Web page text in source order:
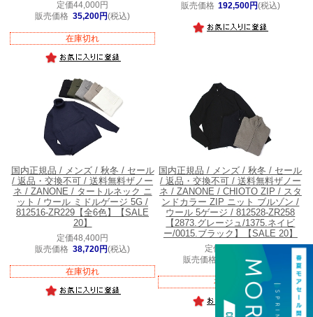
定価44,000円
販売価格 35,200円(税込)
在庫切れ
販売価格 192,500円(税込)
国内正規品 / メンズ / 秋冬 / セール
/ 返品・交換不可 / 送料無料ザノー
ネ / ZANONE / タートルネック ニ
ット / ウール ミドルゲージ 5G /
812516-ZR229【全6色】【SALE
20】
定価48,400円
販売価格 38,720円(税込)
在庫切れ
国内正規品 / メンズ / 秋冬 / セール
/ 返品・交換不可 / 送料無料ザノー
ネ / ZANONE / CHIOTO ZIP / スタ
ンドカラー ZIP ニット ブルゾン /
ウール 5ゲージ / 812528-ZR258
【2873.グレージュ/1375.ネイビ
ー/0015.ブラック】【SALE 20】
定価77,000円
販売価格
61,600円(税込)
在庫切れ